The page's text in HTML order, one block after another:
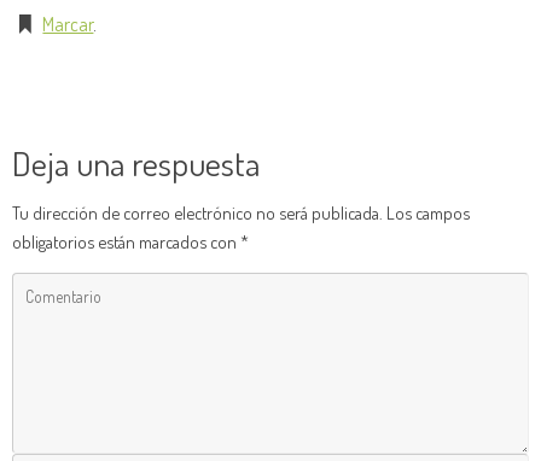
Marcar.
Deja una respuesta
Tu dirección de correo electrónico no será publicada. Los campos
obligatorios están marcados con *